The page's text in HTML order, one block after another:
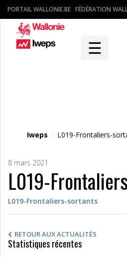
PORTAIL WALLONIE.BE FÉDÉRATION
☰
Iweps / L019-Frontaliers-
8 mars 2021
L019-
L019-Frontaliers-sortants
RETOUR AUX ACTUALITÉS
Statistiques récentes